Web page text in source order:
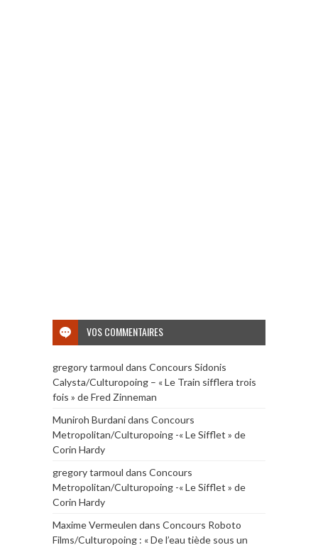
VOS COMMENTAIRES
gregory tarmoul dans Concours Sidonis
Calysta/Culturopoing – « Le Train sifflera trois
fois » de Fred Zinneman
Muniroh Burdanidans Concours
Metropolitan/Culturopoing -« Le Sifflet » de
Corin Hardy
gregory tarmoul dans Concours
Metropolitan/Culturopoing -« Le Sifflet » de
Corin Hardy
Maxime Vermeulen dans Concours Roboto
Films/Culturopoing : « De l’eau tiède sous un